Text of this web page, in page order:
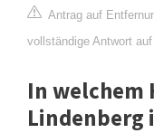
Antrag auf
vollständige Antwort
In welchem
Lindenberg